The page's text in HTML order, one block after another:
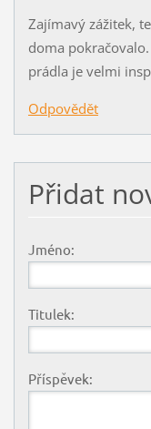
Zajímavý zážitek,
doma
prádla je velmi
Odpovědět
Přidat
Jméno:
Titulek:
Příspěvek: